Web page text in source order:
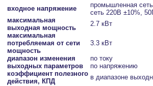
входное напряжение
промышленная
сеть 220В ±10%,
максимальная
выходная мощность
2.7 кВт
максимальная
потребляемая от сети
мощность
3.3 кВт
диапазон изменения
выходных параметров
по току
по напряжению
коэффициент полезного
действия, КПД
в диапазоне